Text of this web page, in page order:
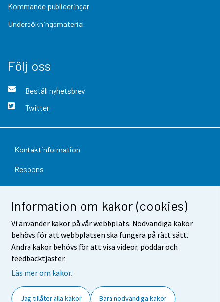
Information om kakor (cookies)
Vi använder kakor på vår webbplats. Nödvändiga kakor
behövs för att webbplatsen ska fungera på rätt sätt.
Andra kakor behövs för att visa videor, poddar och
feedbacktjäster.
Läs mer om kakor.
Jag tillåter alla kakor Bara nödvändiga kakor
Kommande publiceringar
Undersökningsmaterial
Följ oss
Beställ nyhetsbrev
Twitter
Kontaktinformation
Respons
Användarvillkor
Dataskydd
Tillgänglighet
Information om webbplatsen